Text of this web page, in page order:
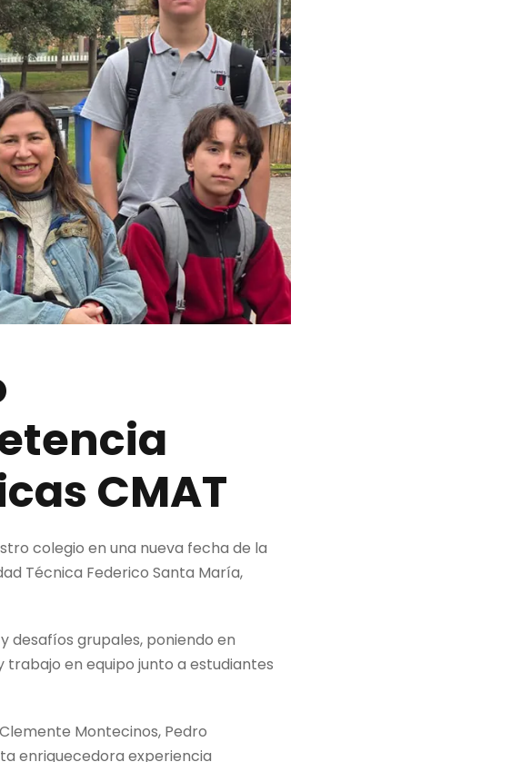
CMAT
colegio en una nueva fecha de la
Técnica Federico Santa María,
desafíos grupales, poniendo en
en equipo junto a estudiantes
Montecinos, Pedro
enriquecedora experiencia